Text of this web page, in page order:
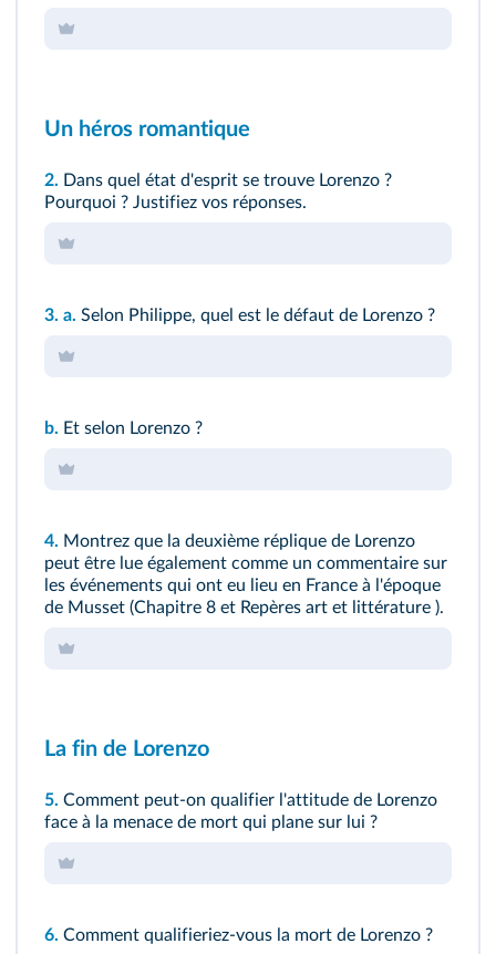
Un héros romantique
2. Dans quel état d'esprit se trouve Lorenzo ?
Pourquoi ? Justifiez vos réponses.
3. a. Selon Philippe, quel est le défaut de Lorenzo ?
b. Et selon Lorenzo ?
4. Montrez que la deuxième réplique de Lorenzo
peut être lue également comme un commentaire sur
les événements qui ont eu lieu en France à l'époque
de Musset (Chapitre 8 et Repères art et littérature ).
La fin de Lorenzo
5. Comment peut-on qualifier l'attitude de Lorenzo
face à la menace de mort qui plane sur lui ?
6. Comment qualifieriez-vous la mort de Lorenzo ?